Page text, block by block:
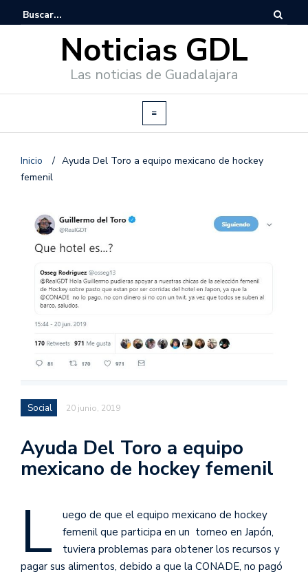
Noticias GDL
Las noticias de Guadalajara
Inicio / Ayuda Del Toro a equipo mexicano de hockey
femenil
Social 20 junio, 2019
Ayuda Del Toro a equipo
mexicano de hockey femenil
L
uego de que el equipo mexicano de hockey
femenil que participa en un torneo en Japón,
tuviera problemas para obtener los recursos y
pagar sus alimentos, debido a que la CONADE, no pagó